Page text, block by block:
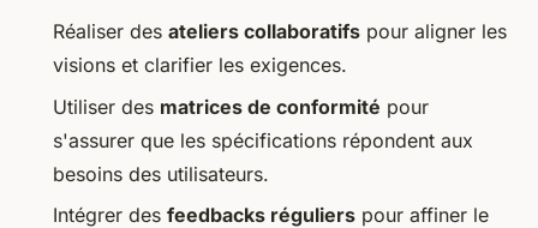
Réaliser des ateliers collaboratifs pour aligner les
visions et clarifier les exigences.
Utiliser des matrices de conformité pour
s'assurer que les spécifications répondent aux
besoins des utilisateurs.
Intégrer des feedbacks réguliers pour affiner le